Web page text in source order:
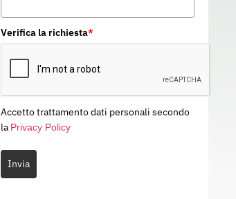
Verifica la richiesta*
Accetto trattamento dati personali secondo
la Privacy Policy
Invia